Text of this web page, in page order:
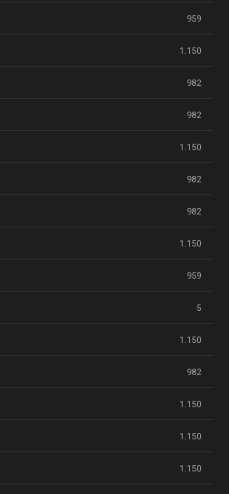
959
1.150
982
982
1.150
982
982
1.150
959
5
1.150
982
1.150
1.150
1.150